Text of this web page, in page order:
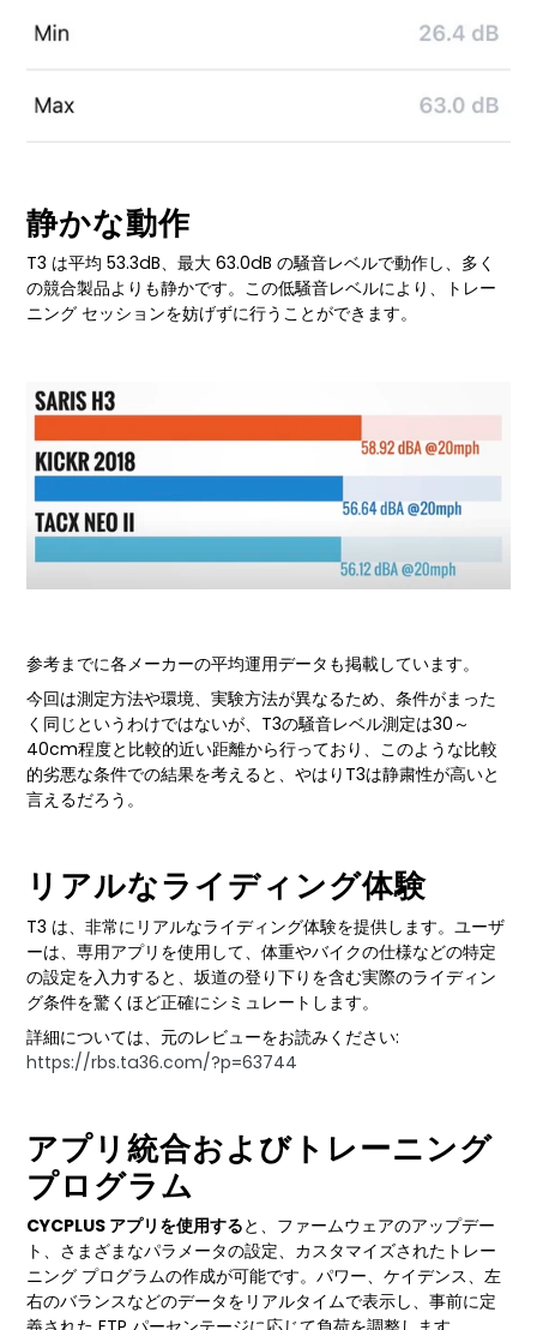
静かな動作
T3 は平均 53.3dB、最大 63.0dB の騒音レベルで動作し、多く
の競合製品よりも静かです。この低騒音レベルにより、トレー
ニング セッションを妨げずに行うことができます。
参考までに各メーカーの平均運用データも掲載しています。
今回は測定方法や環境、実験方法が異なるため、条件がまった
く同じというわけではないが、T3の騒音レベル測定は30～
40cm程度と比較的近い距離から行っており、このような比較
的劣悪な条件での結果を考えると、やはりT3は静粛性が高いと
言えるだろう。
リアルなライディング体験
T3 は、非常にリアルなライディング体験を提供します。ユーザ
ーは、専用アプリを使用して、体重やバイクの仕様などの特定
の設定を入力すると、坂道の登り下りを含む実際のライディン
グ条件を驚くほど正確にシミュレートします。
詳細については、元のレビューをお読みください:
https://rbs.ta36.com/?p=63744
アプリ統合およびトレーニング
プログラム
CYCPLUS アプリを使用すると、ファームウェアのアップデー
ト、さまざまなパラメータの設定、カスタマイズされたトレー
ニング プログラムの作成が可能です。パワー、ケイデンス、左
右のバランスなどのデータをリアルタイムで表示し、事前に定